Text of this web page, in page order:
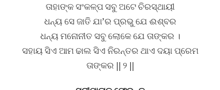
ତାହାଙ୍କ ସଂକଳ୍ପ ସବୁ ଅଟେ ଚିରସ୍ଥାୟୀ
ଧନ୍ୟ ସେ ଜାତି ଯା’ର ପ୍ରଭୁ ଯେ ଈଶ୍ବର
ଧନ୍ୟ ମନୋନୀତ ସବୁ ଲୋକେ ଯେ ତାଙ୍କର ।
ସହାୟ ସିଏ ଆମ ଢାଲ ସିଏ ନିରନ୍ତର ଥାଏ ଦୟା ପ୍ରେମ
ତାଙ୍କର || ୨ ||